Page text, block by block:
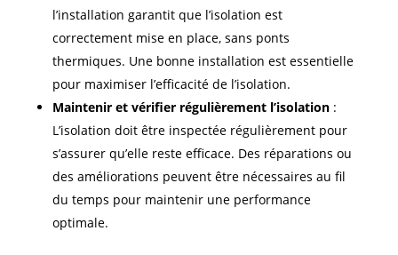
l’installation garantit que l’isolation est
correctement mise en place, sans ponts
thermiques. Une bonne installation est essentielle
pour maximiser l’efficacité de l’isolation.
Maintenir et vérifier régulièrement l’isolation:
L’isolation doit être inspectée régulièrement pour
s’assurer qu’elle reste efficace. Des réparations ou
des améliorations peuvent être nécessaires au fil
du temps pour maintenir une performance
optimale.